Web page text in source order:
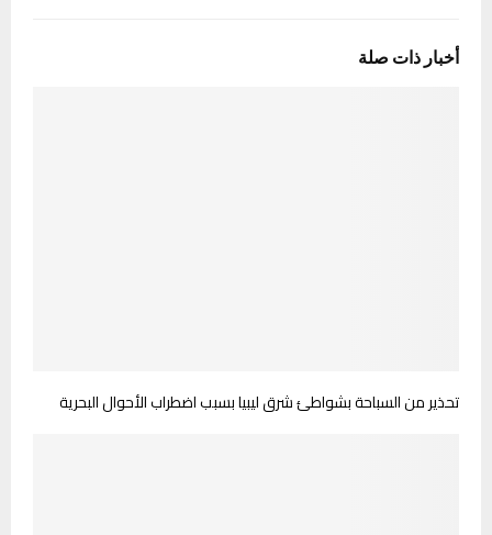
أخبار ذات صلة
تحذير من السباحة بشواطئ شرق ليبيا بسبب اضطراب الأحوال البحرية